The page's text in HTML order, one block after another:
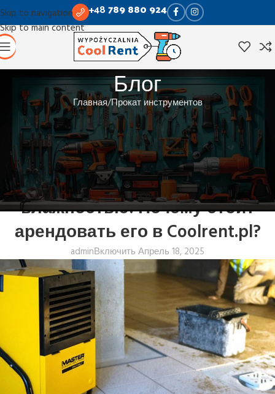
Skip to navigation
Skip to main content
+48789 880 924
Блог
Главная Прокат инструментов
ПРОКАТ ИНСТРУМЕНТОВ
Конденсационный осушитель
воздуха — незаменимый
инструмент в борьбе с
влажностью! Почему стоит
арендовать его в Coolrent.pl?
adminВключить Апрель 18, 2025